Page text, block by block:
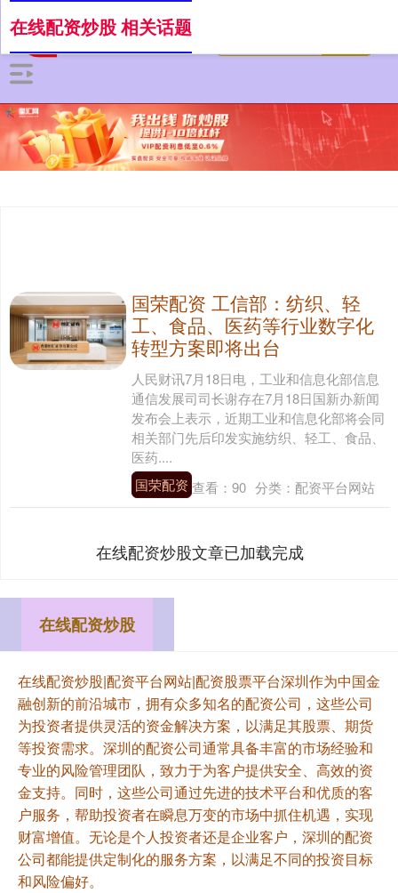
在线配资炒股 相关话题
国荣配资 工信部：纺织、轻
工、食品、医药等行业数字化
转型方案即将出台
人民财讯7月18日电，工业和信息化部信息
通信发展司司长谢存在7月18日国新办新闻
发布会上表示，近期工业和信息化部将会同
相关部门先后印发实施纺织、轻工、食品、
医药....
国荣配资 查看： 90 分类： 配资平台网站
在线配资炒股文章已加载完成
在线配资炒股
在线配资炒股|配资平台网站|配资股票平台深圳作为中国金
融创新的前沿城市，拥有众多知名的配资公司，这些公司
为投资者提供灵活的资金解决方案，以满足其股票、期货
等投资需求。深圳的配资公司通常具备丰富的市场经验和
专业的风险管理团队，致力于为客户提供安全、高效的资
金支持。同时，这些公司通过先进的技术平台和优质的客
户服务，帮助投资者在瞬息万变的市场中抓住机遇，实现
财富增值。无论是个人投资者还是企业客户，深圳的配资
公司都能提供定制化的服务方案，以满足不同的投资目标
和风险偏好。